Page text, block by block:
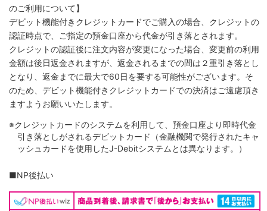
のご利用について】
デビット機能付きクレジットカードでご購入の場合、クレジットの
認証時点で、ご指定の預金口座から代金が引き落とされます。
クレジットの認証後に注文内容が変更になった場合、変更前の利用
金額は後日返金されますが、返金されるまでの間は２重引き落とし
となり、返金までに最大で60日を要する可能性がございます。そ
のため、デビット機能付きクレジットカードでの決済はご遠慮頂き
ますようお願いいたします。
※クレジットカードのシステムを利用して、預金口座より即時代金
引き落としがされるデビットカード（金融機関で発行されたキャ
ッシュカードを使用したJ-Debitシステムとは異なります。）
■NP後払い